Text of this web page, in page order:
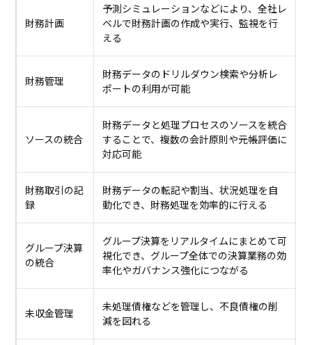
財務計画
予測シミュレーションなどにより、全社レ
ベルで財務計画の作成や実行、監視を行
える
財務管理
財務データのドリルダウン検索や分析レ
ポートの利用が可能
ソースの統合
財務データと処理プロセスのソースを統合
することで、複数の会計原則や元帳評価に
対応可能
財務取引の記
録
財務データの転記や割当、状況処理を自
動化でき、財務処理を効率的に行える
グループ決算
の統合
グループ決算をリアルタイムにまとめて可
視化でき、グループ全体での決算業務の効
率化やガバナンス強化につながる
未収金管理
未処理債権などを管理し、不良債権の削
減を図れる